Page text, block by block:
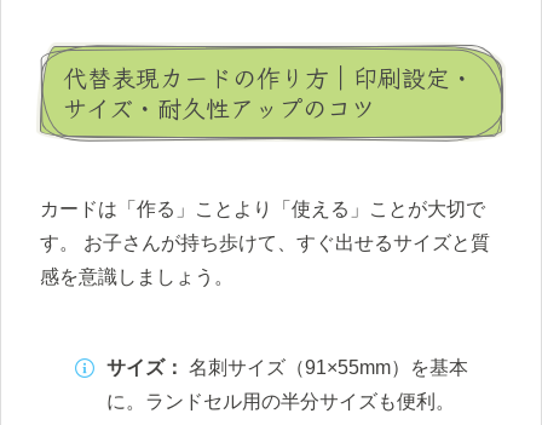
代替表現カードの作り方｜印刷設定・
サイズ・耐久性アップのコツ
カードは「作る」ことより「使える」ことが大切で
す。 お子さんが持ち歩けて、すぐ出せるサイズと質
感を意識しましょう。
サイズ： 名刺サイズ（91×55mm）を基本
に。ランドセル用の半分サイズも便利。